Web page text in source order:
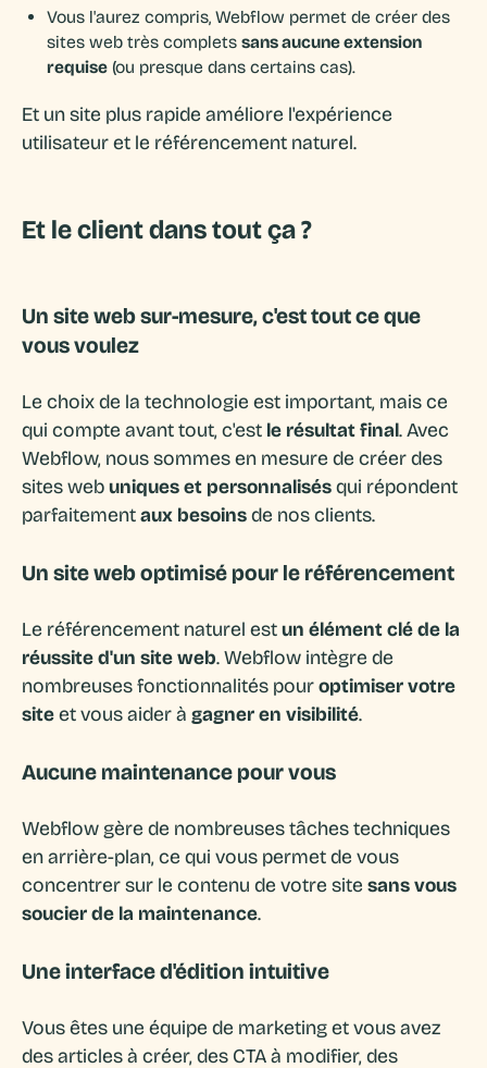
Vous l'aurez compris, Webflow permet de créer des
sites web très completssans aucune extension
requise (ou presque dans certains cas).
Et un site plus rapide améliore l'expérience
utilisateur et le référencement naturel.
Et le client dans tout ça ?
Un site web sur-mesure, c'est tout ce que
vous voulez
Le choix de la technologie est important, mais ce
qui compte avant tout, c'est le résultat final. Avec
Webflow, nous sommes en mesure de créer des
sites webuniques et personnalisésqui répondent
parfaitementaux besoinsde nos clients.
Un site web optimisé pour le référencement
Le référencement naturel estun élément clé de la
réussite d'un site web. Webflow intègre de
nombreuses fonctionnalités pouroptimiser votre
siteet vous aider à gagner en visibilité.
Aucune maintenance pour vous
Webflow gère de nombreuses tâches techniques
en arrière-plan, ce qui vous permet de vous
concentrer sur le contenu de votre site sans vous
soucier de la maintenance.
Une interface d'édition intuitive
Vous êtes une équipe de marketing et vous avez
des articles à créer, des CTA à modifier, des